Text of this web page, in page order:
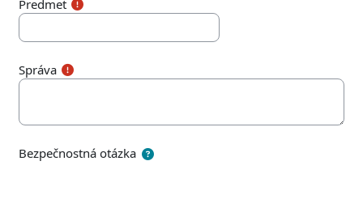
Predmet
Správa
Bezpečnostná otázka